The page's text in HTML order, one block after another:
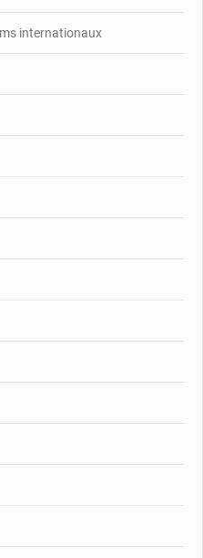
internationaux